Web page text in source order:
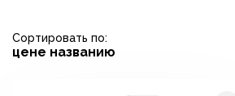
Сортировать по:
цене названию